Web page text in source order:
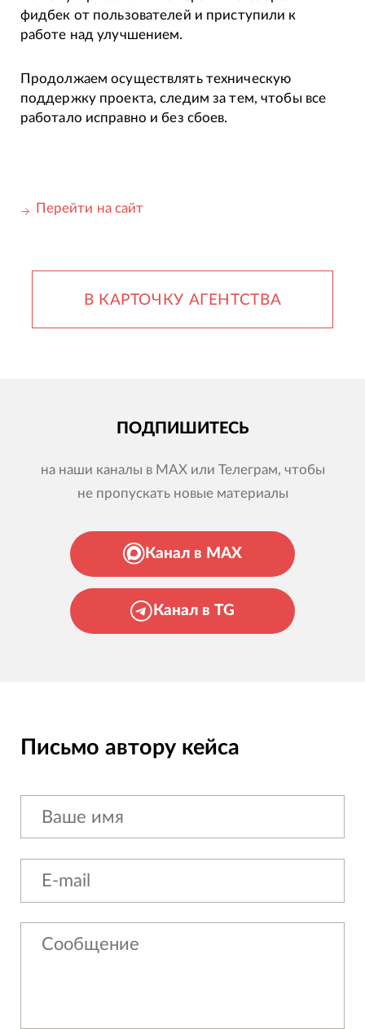
фидбек от пользователей и приступили к
работе над улучшением.
Продолжаем осуществлять техническую
поддержку проекта, следим за тем, чтобы все
работало исправно и без сбоев.
Перейти на сайт
В КАРТОЧКУ АГЕНТСТВА
ПОДПИШИТЕСЬ
на наши каналы в MAX или Телеграм, чтобы
не пропускать новые материалы
Канал в MAX
Канал в TG
Письмо автору кейса